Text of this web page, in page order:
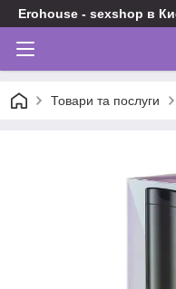
Erohouse - sexshop в
Товари та послуги